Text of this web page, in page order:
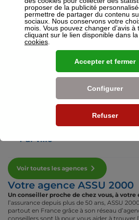
Voir plus
Nos établissements
Par département
Par ville
Voir toutes les agences
Votre agence ASSU 2000
Un conseiller proche de chez vous, à votre
l’assurance depuis plus de 50 ans, ASSU
partout en France grâce à son réseau
conseillers sont là pour vous aider à trouver
proposer de la publicité
permettre de partager du contenu
sociaux. Nous conservons votre
mois. Vous pouvez changer d’avis à
cliquant sur le lien disponible dans
cookies
Refuser
Configurer
Accepter et fermer